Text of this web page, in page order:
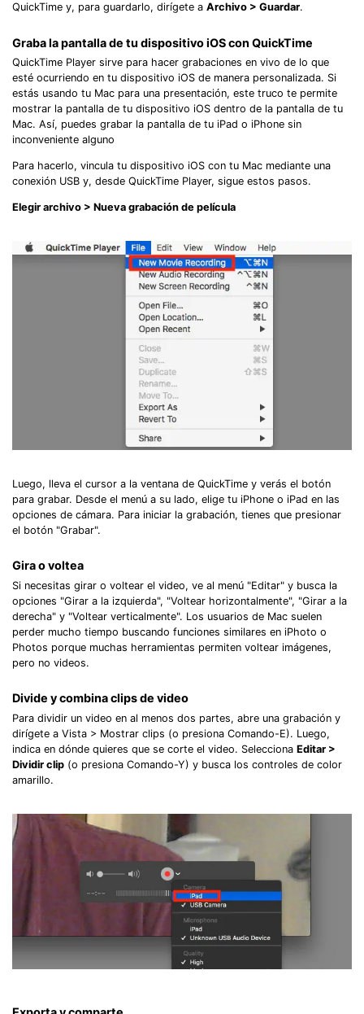
QuickTime y, para guardarlo, dirígete a Archivo > Guardar.
Graba la pantalla de tu dispositivo iOS con QuickTime
QuickTime Player sirve para hacer grabaciones en vivo de lo que
esté ocurriendo en tu dispositivo iOS de manera personalizada. Si
estás usando tu Mac para una presentación, este truco te permite
mostrar la pantalla de tu dispositivo iOS dentro de la pantalla de tu
Mac. Así, puedes grabar la pantalla de tu iPad o iPhone sin
inconveniente alguno
Para hacerlo, vincula tu dispositivo iOS con tu Mac mediante una
conexión USB y, desde QuickTime Player, sigue estos pasos.
Elegir archivo > Nueva grabación de película
Luego, lleva el cursor a la ventana de QuickTime y verás el botón
para grabar. Desde el menú a su lado, elige tu iPhone o iPad en las
opciones de cámara. Para iniciar la grabación, tienes que presionar
el botón "Grabar".
Gira o voltea
Si necesitas girar o voltear el video, ve al menú "Editar" y busca la
opciones "Girar a la izquierda", "Voltear horizontalmente", "Girar a la
derecha" y "Voltear verticalmente". Los usuarios de Mac suelen
perder mucho tiempo buscando funciones similares en iPhoto o
Photos porque muchas herramientas permiten voltear imágenes,
pero no videos.
Divide y combina clips de video
Para dividir un video en al menos dos partes, abre una grabación y
dirígete a Vista > Mostrar clips (o presiona Comando-E). Luego,
indica en dónde quieres que se corte el video. Selecciona Editar >
Dividir clip (o presiona Comando-Y) y busca los controles de color
amarillo.